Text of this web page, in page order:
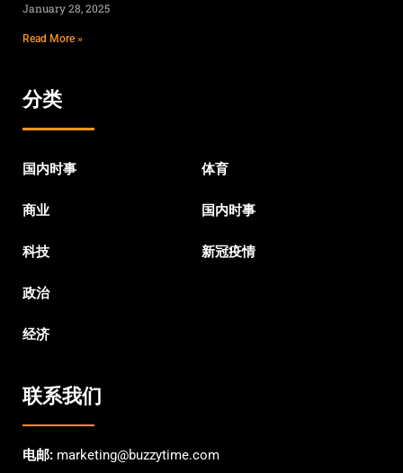
January 28, 2025
Read More »
分类
国内时事
商业
科技
政治
经济
体育
国内时事
新冠疫情
联系我们
电邮: marketing@buzzytime.com